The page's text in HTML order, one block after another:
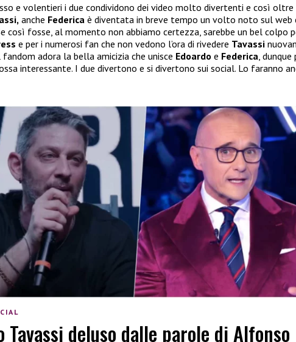
e volentieri i due condividono dei video molto divertenti e così oltre
anche Federica è diventata in breve tempo un volto noto sul
così fosse, al momento non abbiamo certezza, sarebbe un bel colpo
e per i numerosi fan che non vedono l’ora di rivedere Tavassi
fandom adora la bella amicizia che unisce Edoardo e Federica, dunque
interessante. I due divertono e si divertono sui social. Lo faranno
Tavassi deluso dalle parole di Alfonso